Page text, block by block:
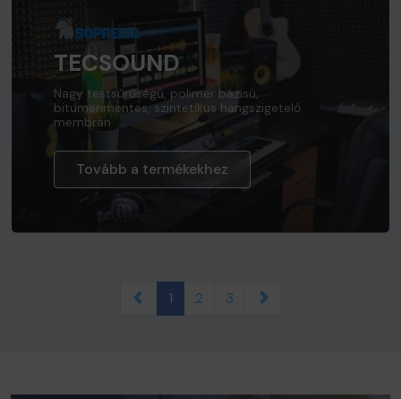
TECSOUND
Nagy testsűrűségű, polimer bázisú,
bitumenmentes, szintetikus hangszigetelő
membrán
Tovább a termékekhez
1 2 3